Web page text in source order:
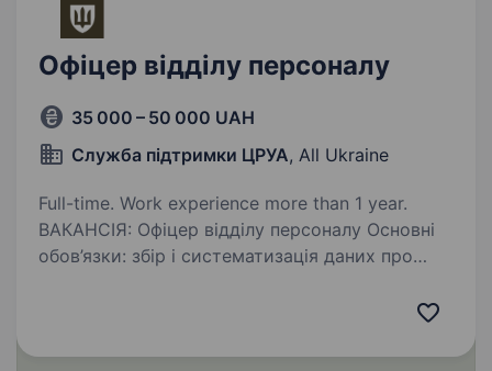
Офіцер відділу персоналу
35 000 – 50 000 UAH
Служба підтримки ЦРУА, All Ukraine
Full-time. Work experience more than 1 year.
ВАКАНСІЯ: Офіцер відділу персоналу Основні
обов’язки: збір і систематизація даних про
та зберігання персональних…